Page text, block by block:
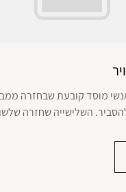
מוסד קובעת שבחזרה
השלישייה שחזרה